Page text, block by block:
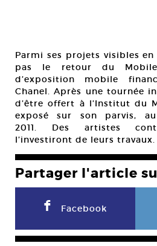
Parmi ses projets visibles en
pas le retour du
d’exposition mobile
Chanel. Après une tournée
d’être offert à l’Institut du
exposé sur son parvis,
2011. Des artistes
l’investiront de leurs travaux.
Partager l'article
F Facebook